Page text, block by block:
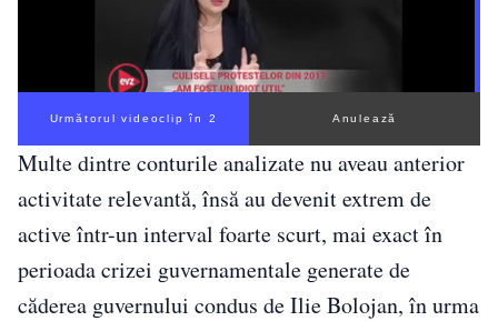
Următorul videoclip în 1 Anulează
Multe dintre conturile analizate nu aveau anterior
activitate relevantă, însă au devenit extrem de
active într-un interval foarte scurt, mai exact în
perioada crizei guvernamentale generate de
căderea guvernului condus de Ilie Bolojan, în urma